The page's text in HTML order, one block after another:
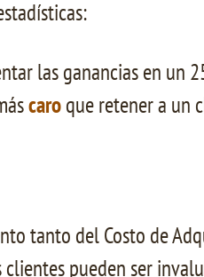
las ganancias en un
caroque retener a un
tanto del Costo de
pueden ser